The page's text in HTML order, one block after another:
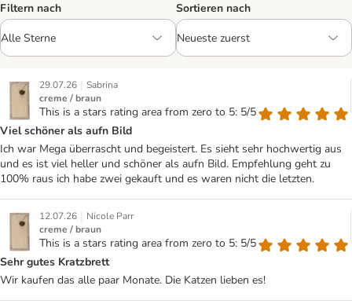
Filtern nach Sortieren nach
29.07.26 | Sabrina
creme / braun
This is a stars rating area from zero to 5: 5/5
Viel schöner als aufn Bild
Ich war Mega überrascht und begeistert. Es sieht sehr hochwertig aus
und es ist viel heller und schöner als aufn Bild. Empfehlung geht zu
100% raus ich habe zwei gekauft und es waren nicht die letzten.
12.07.26 | Nicole Parr
creme / braun
This is a stars rating area from zero to 5: 5/5
Sehr gutes Kratzbrett
Wir kaufen das alle paar Monate. Die Katzen lieben es!